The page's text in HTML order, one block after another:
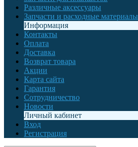
Различные аксессуары
Запчасти и расходные материалы
Информация
Контакты
Оплата
Доставка
Возврат товара
Акции
Карта сайта
Гарантия
Сотрудничество
Новости
Личный кабинет
Вход
Регистрация